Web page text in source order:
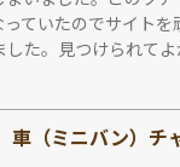
ていたのでサイトを
た。見つけられてよ